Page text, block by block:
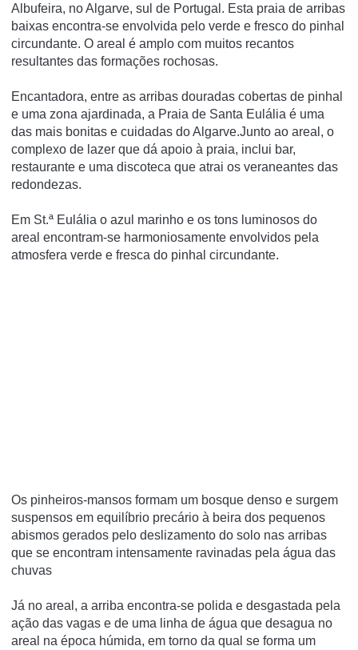
Albufeira, no Algarve, sul de Portugal. Esta praia de arribas
baixas encontra-se envolvida pelo verde e fresco do pinhal
circundante. O areal é amplo com muitos recantos
resultantes das formações rochosas.
Encantadora, entre as arribas douradas cobertas de pinhal
e uma zona ajardinada, a Praia de Santa Eulália é uma
das mais bonitas e cuidadas do Algarve.Junto ao areal, o
complexo de lazer que dá apoio à praia, inclui bar,
restaurante e uma discoteca que atrai os veraneantes das
redondezas.
Em St.ª Eulália o azul marinho e os tons luminosos do
areal encontram-se harmoniosamente envolvidos pela
atmosfera verde e fresca do pinhal circundante.
Os pinheiros-mansos formam um bosque denso e surgem
suspensos em equilíbrio precário à beira dos pequenos
abismos gerados pelo deslizamento do solo nas arribas
que se encontram intensamente ravinadas pela água das
chuvas
Já no areal, a arriba encontra-se polida e desgastada pela
ação das vagas e de uma linha de água que desagua no
areal na época húmida, em torno da qual se forma um